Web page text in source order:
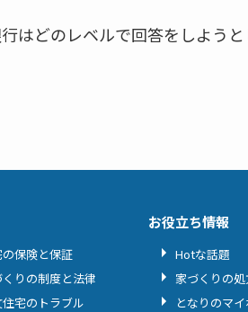
どのレベルで回答をしようと
保険と保証
りの制度と法律
住宅のトラブル
お役立ち情報
Hotな話題
家づくりの
となりのマ